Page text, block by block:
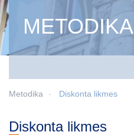
METODIKA
Metodika Diskonta likmes
Diskonta likmes